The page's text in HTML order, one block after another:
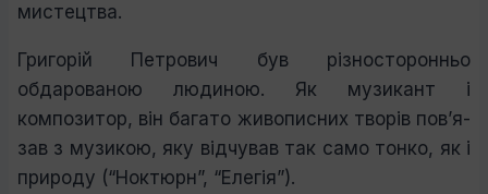
мистецтва.
Григорій Петрович був різносторонньо
обдарованою людиною. Як музикант і
композитор, він багато живописних творів пов’я­
зав з музикою, яку відчував так само тонко, як і
природу (“Ноктюрн”, “Елегія”).